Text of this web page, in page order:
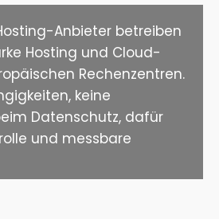
Anbieter betreiben
Hosting und Cloud-
Rechenzentren.
keine
Datenschutz, dafür
und messbare